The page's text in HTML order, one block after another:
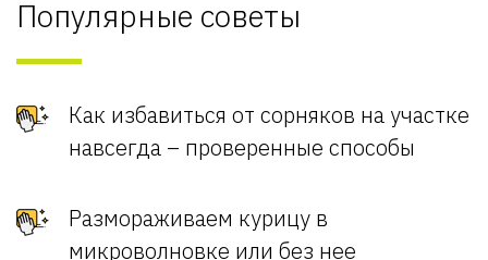
Популярные советы
Как избавиться от сорняков на участке
навсегда – проверенные способы
Размораживаем курицу в
микроволновке или без нее